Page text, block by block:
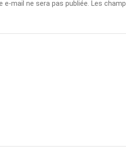
e-mail ne sera pas publiée. Les